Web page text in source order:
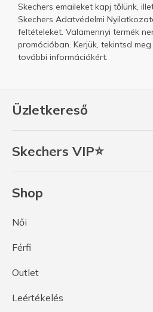
Üzletkereső
Skechers VIP⭐
Shop
Női
Férfi
Outlet
Leértékelés
Skechers emaileket kapj tőlünk,
Skechers Adatvédelmi
feltételeket. Valamennyi termék
promócióban. Kerjük, tekintsd meg
további információkért.